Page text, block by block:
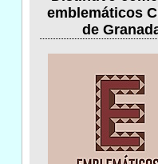
emblemáticos
de